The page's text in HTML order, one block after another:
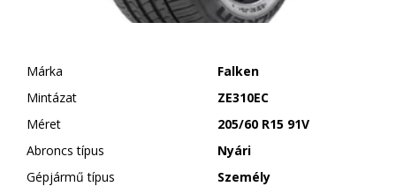
Márka
Falken
Mintázat
ZE310EC
Méret
205/60 R15 91V
Abroncs típus
Nyári
Gépjármű típus
Személy